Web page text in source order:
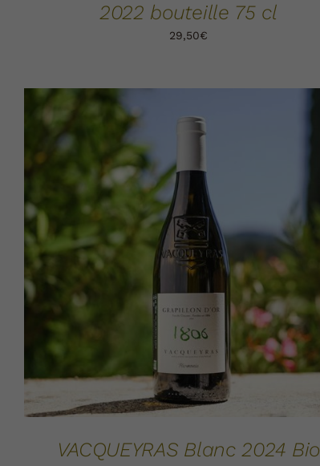
2022 bouteille 75 cl
29,50€
AJOUTER AU PANIER / DÉTAILS
VACQUEYRAS Blanc 2024 Bio